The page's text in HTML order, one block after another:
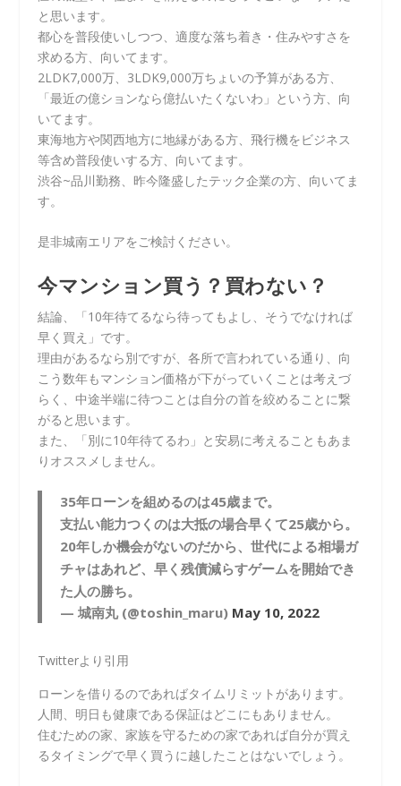
と思います。
都心を普段使いしつつ、適度な落ち着き・住みやすさを
求める方、向いてます。
2LDK7,000万、3LDK9,000万ちょいの予算がある方、
「最近の億ションなら億払いたくないわ」という方、向
いてます。
東海地方や関西地方に地縁がある方、飛行機をビジネス
等含め普段使いする方、向いてます。
渋谷~品川勤務、昨今隆盛したテック企業の方、向いてま
す。
是非城南エリアをご検討ください。
今マンション買う？買わない？
結論、「10年待てるなら待ってもよし、そうでなければ
早く買え」です。
理由があるなら別ですが、各所で言われている通り、向
こう数年もマンション価格が下がっていくことは考えづ
らく、中途半端に待つことは自分の首を絞めることに繋
がると思います。
また、「別に10年待てるわ」と安易に考えることもあま
りオススメしません。
35年ローンを組めるのは45歳まで。
支払い能力つくのは大抵の場合早くて25歳から。
20年しか機会がないのだから、世代による相場ガ
チャはあれど、早く残債減らすゲームを開始でき
た人の勝ち。
— 城南丸 (@toshin_maru) May 10, 2022
Twitterより引用
ローンを借りるのであればタイムリミットがあります。
人間、明日も健康である保証はどこにもありません。
住むための家、家族を守るための家であれば自分が買え
るタイミングで早く買うに越したことはないでしょう。